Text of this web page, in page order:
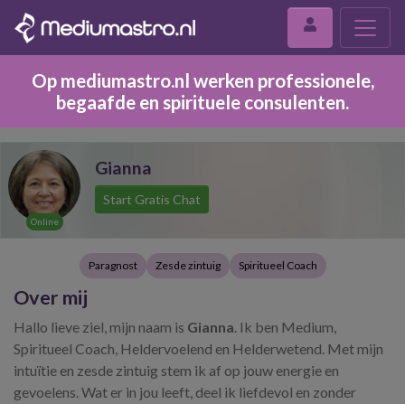
Op mediumastro.nl werken professionele,
begaafde en spirituele consulenten.
Online
Gianna
Start Gratis Chat
Paragnost Zesde zintuig Spiritueel Coach
Over mij
Hallo lieve ziel, mijn naam is Gianna. Ik ben Medium,
Spiritueel Coach, Heldervoelend en Helderwetend. Met mijn
intuïtie en zesde zintuig stem ik af op jouw energie en
gevoelens. Wat er in jou leeft, deel ik liefdevol en zonder